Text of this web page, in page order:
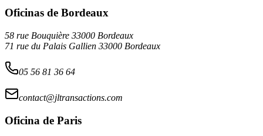
Oficinas de Bordeaux
58 rue Bouquière 33000 Bordeaux
71 rue du Palais Gallien 33000 Bordeaux
05 56 81 36 64
contact@jltransactions.com
Oficina de Paris